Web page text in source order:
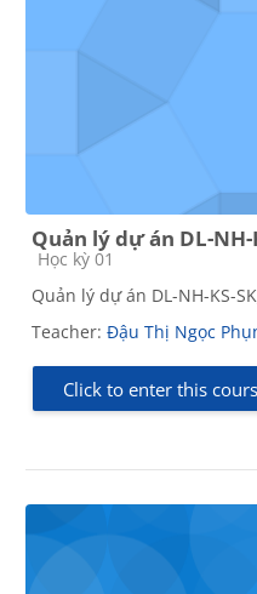
Quản lý dự án DL-NH-
Course category
Học kỳ 01
Quản lý dự án DL-NH-KS-
Teacher: Đậu Thị Ngọc
Click to enter this